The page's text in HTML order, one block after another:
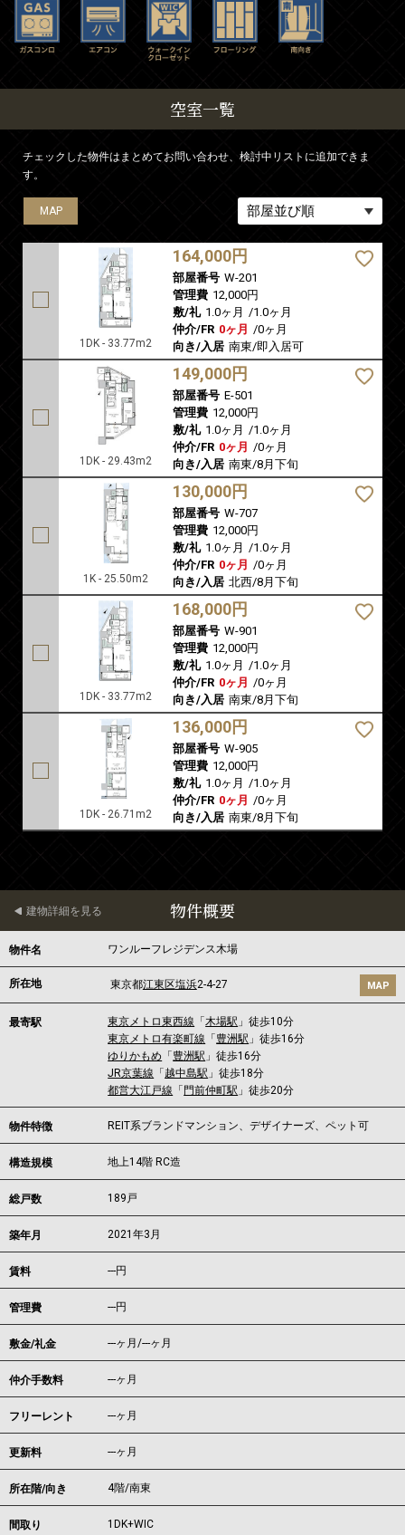
空室一覧
チェックした物件はまとめてお問い合わせ、検討中リストに追加できま
す。
MAP
1DK - 33.77m2
164,000円
部屋番号 W-201
管理費 12,000円
敷/礼 1.0ヶ月 /1.0ヶ月
仲介/FR 0ヶ月 /0ヶ月
向き/入居 南東/即入居可
MAP
1DK - 29.43m2
149,000円
部屋番号 E-501
管理費 12,000円
敷/礼 1.0ヶ月 /1.0ヶ月
仲介/FR 0ヶ月 /0ヶ月
向き/入居 南東/8月下旬
MAP
1K - 25.50m2
130,000円
部屋番号 W-707
管理費 12,000円
敷/礼 1.0ヶ月 /1.0ヶ月
仲介/FR 0ヶ月 /0ヶ月
向き/入居 北西/8月下旬
MAP
1DK - 33.77m2
168,000円
部屋番号 W-901
管理費 12,000円
敷/礼 1.0ヶ月 /1.0ヶ月
仲介/FR 0ヶ月 /0ヶ月
向き/入居 南東/8月下旬
MAP
1DK - 26.71m2
136,000円
部屋番号 W-905
管理費 12,000円
敷/礼 1.0ヶ月 /1.0ヶ月
仲介/FR 0ヶ月 /0ヶ月
向き/入居 南東/8月下旬
物件概要
建物詳細を見る
物件名 ワンルーフレジデンス木場
所在地 東京都江東区塩浜2-4-27 MAP
最寄駅 東京メトロ東西線 「木場駅 」徒歩10分
東京メトロ有楽町線 「 豊洲駅 」徒歩16分
ゆりかもめ 「 豊洲駅 」徒歩16分
JR京葉線 「 越中島駅 」徒歩18分
都営大江戸線 「 門前仲町駅 」徒歩20分
物件特徴 REIT系ブランドマンション、デザイナーズ、ペット可
構造規模 地上14階 RC造
総戸数 189戸
築年月 2021年3月
賃料 ---円
管理費 ---円
敷金/礼金 ---ヶ月/---ヶ月
仲介手数料 ---ヶ月
フリーレント ---ヶ月
更新料 ---ヶ月
所在階/向き 4階/南東
間取り 1DK+WIC